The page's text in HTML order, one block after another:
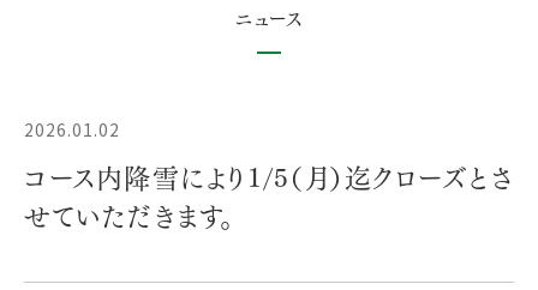
ニュース
2026.01.02
コース内降雪により1/5（月）迄クローズとさ
せていただきます。